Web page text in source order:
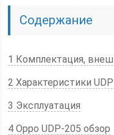
Содержание
1 Комплектация,
2 Характеристики
3 Эксплуатация
4 Oppo UDP-205 обзор